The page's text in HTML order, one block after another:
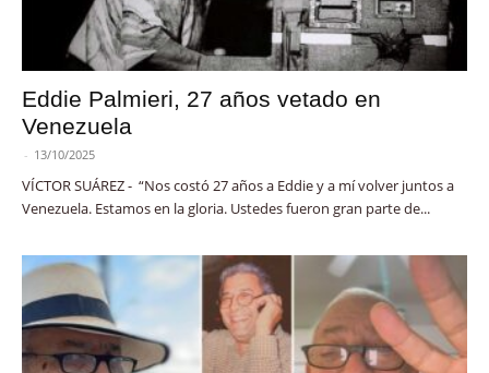
Eddie Palmieri, 27 años vetado en
Venezuela
- 13/10/2025
VÍCTOR SUÁREZ - “Nos costó 27 años a Eddie y a mí volver juntos a
Venezuela. Estamos en la gloria. Ustedes fueron gran parte de...